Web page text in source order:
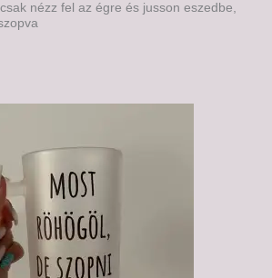
nézz fel az égre és jusson eszedbe,